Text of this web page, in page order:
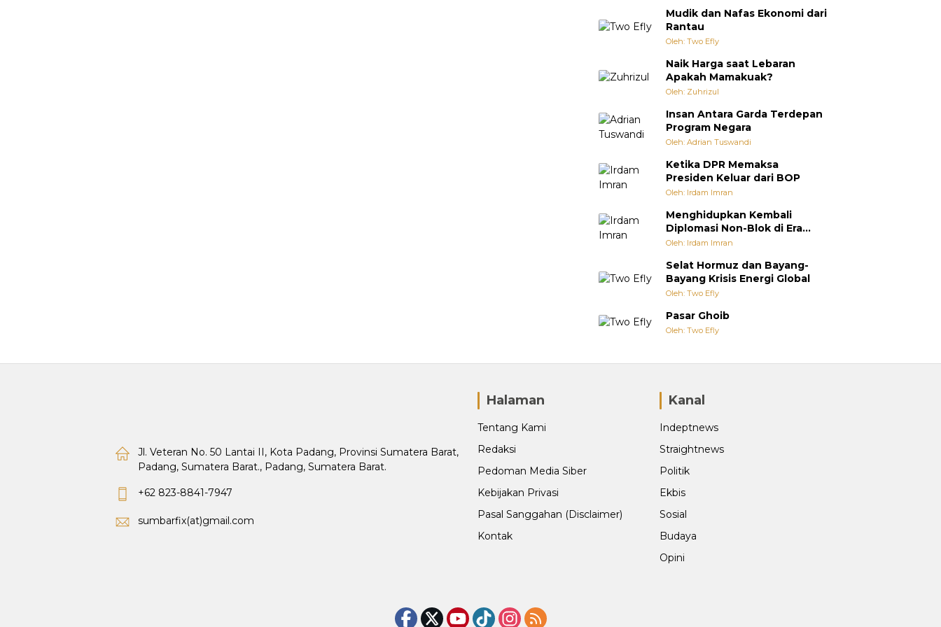
Mudik dan Nafas Ekonomi dari
Rantau
Oleh: Two Efly
Naik Harga saat Lebaran
Apakah Mamakuak?
Oleh: Zuhrizul
Insan Antara Garda Terdepan
Program Negara
Oleh: Adrian Tuswandi
Ketika DPR Memaksa
Presiden Keluar dari BOP
Oleh: Irdam Imran
Menghidupkan Kembali
Diplomasi Non-Blok di Era
Multipolar
Oleh: Irdam Imran
Selat Hormuz dan Bayang-
Bayang Krisis Energi Global
Oleh: Two Efly
Pasar Ghoib
Oleh: Two Efly
Jl. Veteran No. 50 Lantai II, Kota Padang, Provinsi Sumatera Barat,
Padang, Sumatera Barat., Padang, Sumatera Barat.
+62 823-8841-7947
sumbarfix(at)gmail.com
Halaman
Tentang Kami
Redaksi
Pedoman Media Siber
Kebijakan Privasi
Pasal Sanggahan (Disclaimer)
Kontak
Kanal
Indeptnews
Straightnews
Politik
Ekbis
Sosial
Budaya
Opini